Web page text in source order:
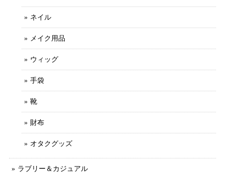
ネイル
メイク用品
ウィッグ
手袋
靴
財布
オタクグッズ
ラブリー＆カジュアル